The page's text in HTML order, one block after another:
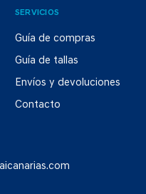
SERVICIOS
Guía de compras
Guía de tallas
Envíos y devoluciones
Contacto